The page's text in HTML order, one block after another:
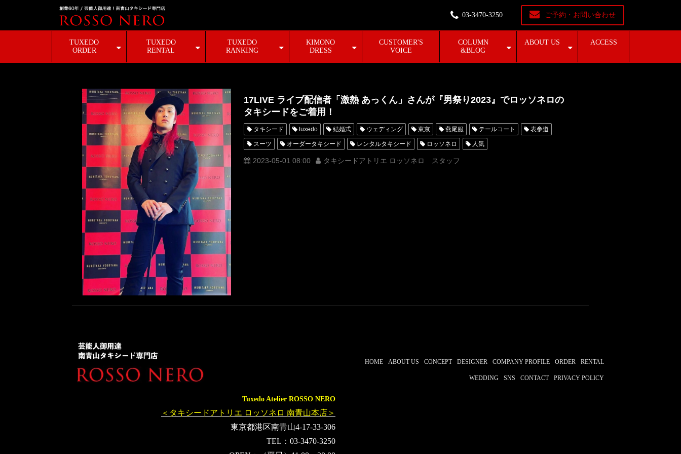
03-3470-3250 ご予約・お問い合わせ
TUXEDO
ORDER
TUXEDO
RENTAL
TUXEDO
RANKING
KIMONO
DRESS
CUSTOMER'S
VOICE
COLUMN
&BLOG
ABOUT US ACCESS
17LIVE ライブ配信者「激熱 あっくん」さんが『男祭り2023』でロッソネロの
タキシードをご着用！
タキシード tuxedo 結婚式 ウェディング 東京 燕尾服 テールコート 表参道
スーツ オーダータキシード レンタルタキシード ロッソネロ 人気
MUNETAKAYOKOYAMA 購入 名古屋 オーダータキシード東京
2023-05-01 08:00 タキシードアトリエ ロッソネロ スタッフ
Tuxedo Atelier ROSSO NERO
＜タキシードアトリエ ロッソネロ 南青山本店＞
東京都港区南青山4-17-33-306
TEL：03-3470-3250
HOME ABOUT US CONCEPT DESIGNER COMPANY PROFILE ORDER RENTAL
WEDDING SNS CONTACT PRIVACY POLICY